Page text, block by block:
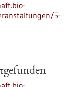
5-